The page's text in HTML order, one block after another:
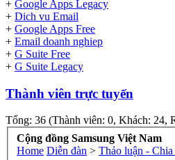
+ Google Apps Legacy
+ Dich vu Email
+ Google Apps Free
+ Email doanh nghiep
+ G Suite Free
+ G Suite Legacy
Thành viên trực tuyến
Tổng: 36 (Thành viên: 0, Khách: 24,
Cộng đồng Samsung Việt Nam
Home Diễn đàn > Thảo luận - Chia